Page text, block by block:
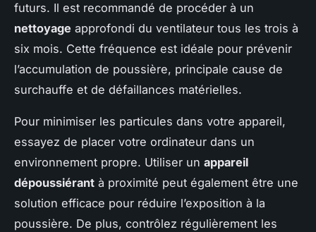
futurs. Il est recommandé de procéder à un
nettoyage approfondi du ventilateur tous les trois à
six mois. Cette fréquence est idéale pour prévenir
l’accumulation de poussière, principale cause de
surchauffe et de défaillances matérielles.
Pour minimiser les particules dans votre appareil,
essayez de placer votre ordinateur dans un
environnement propre. Utiliser un appareil
dépoussiérant à proximité peut également être une
solution efficace pour réduire l’exposition à la
poussière. De plus, contrôlez régulièrement les